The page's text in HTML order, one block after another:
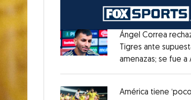
Opens in new window
Ángel Correa
Tigres ante
amenazas; se fue a
América tiene